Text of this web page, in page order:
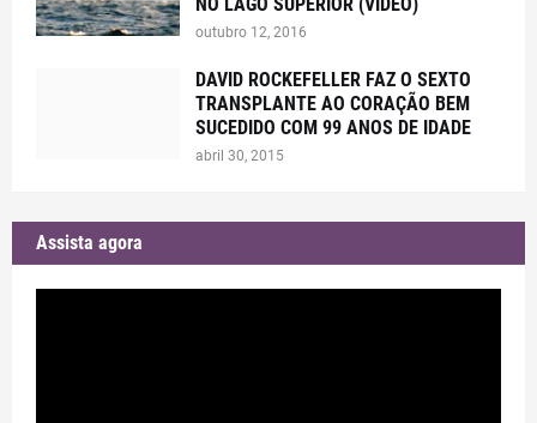
outubro 12, 2016
DAVID ROCKEFELLER FAZ O SEXTO
TRANSPLANTE AO CORAÇÃO BEM
SUCEDIDO COM 99 ANOS DE IDADE
abril 30, 2015
Assista agora